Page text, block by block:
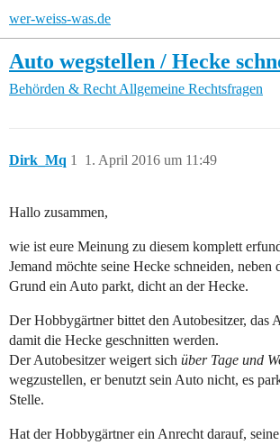
wer-weiss-was.de
Auto wegstellen / Hecke
Behörden & Recht Allgemeine Rechtsfragen
Dirk_Mq 1. April 2016 um 11:49
1
Hallo zusammen,
wie ist eure Meinung zu diesem komplett
Jemand möchte seine Hecke schneiden,
Grund ein Auto parkt, dicht an der Hecke.
Der Hobbygärtner bittet den Autobesitzer, das
damit die Hecke geschnitten werden.
Der Autobesitzer weigert sich über Tage und
wegzustellen, er benutzt sein Auto nicht, es
Stelle.
Hat der Hobbygärtner ein Anrecht darauf,